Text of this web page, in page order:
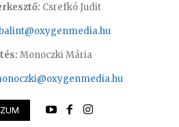
Csrefkó Judit
Monoczki Mária